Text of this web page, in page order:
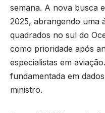
semana. A nova busca
2025, abrangendo uma
quadrados no sul do
como prioridade após
especialistas em
fundamentada em
ministro.